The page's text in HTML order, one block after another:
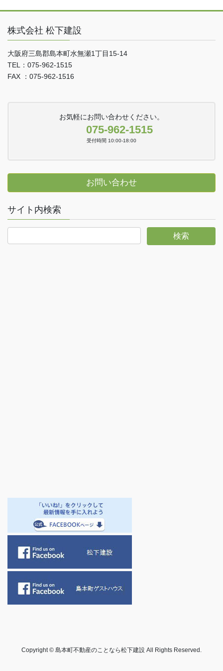
株式会社 松下建設
大阪府三島郡島本町水無瀬1丁目15-14
TEL：075-962-1515
FAX ：075-962-1516
お気軽にお問い合わせください。
075-962-1515
受付時間 10:00-18:00
お問い合わせ
サイト内検索
Copyright © 島本町不動産のことなら松下建設 All Rights Reserved.